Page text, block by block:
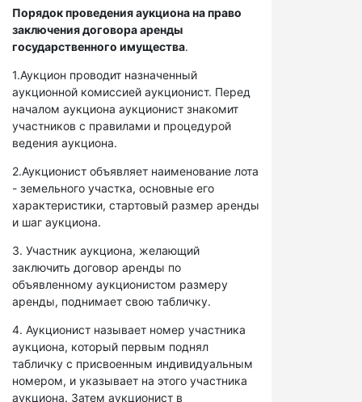
Порядок проведения аукциона на право
заключения договора аренды
государственного имущества.
1.Аукцион проводит назначенный
аукционной комиссией аукционист. Перед
началом аукциона аукционист знакомит
участников с правилами и процедурой
ведения аукциона.
2.Аукционист объявляет наименование лота
- земельного участка, основные его
характеристики, стартовый размер аренды
и шаг аукциона.
3. Участник аукциона, желающий
заключить договор аренды по
объявленному аукционистом размеру
аренды, поднимает свою табличку.
4. Аукционист называет номер участника
аукциона, который первым поднял
табличку с присвоенным индивидуальным
номером, и указывает на этого участника
аукциона. Затем аукционист в